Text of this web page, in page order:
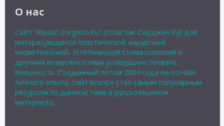
О нас
Сайт “Plastic-Surgeon.Ru” (Пластик-Серджен.Ру) для
интересующихся пластической хирургией,
косметологией, эстетической стоматологией и
другими возможностями усовершенствовать
внешность. Созданный летом 2004 года на основе
личного опыта, сайт вскоре стал самым популярным
ресурсом по данной теме в русскоязычном
интернете.